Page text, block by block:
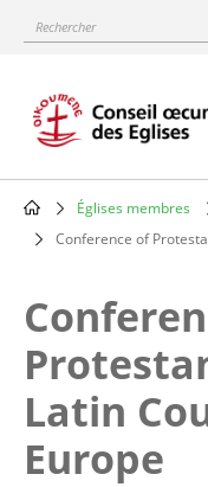
content
Rechercher
Main
navigation
Églises membres
Conference of
Latin
Europe